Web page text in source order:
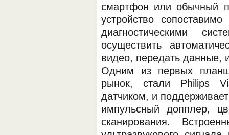
ОБОРУДОВАНИЯ МЕДКОМ
смартфон или обычный
устройство
диагностическими
осуществить
видео, передать данные,
Одним из первых
рынок, стали Philips
датчиком, и
импульсный допплер,
сканирования.